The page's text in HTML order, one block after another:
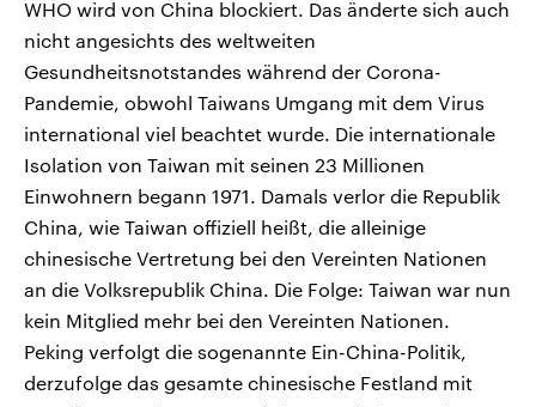
WHO wird von China blockiert. Das änderte sich auch
nicht angesichts des weltweiten
Gesundheitsnotstandes während der Corona-
Pandemie, obwohl Taiwans Umgang mit dem Virus
international viel beachtet wurde. Die internationale
Isolation von Taiwan mit seinen 23 Millionen
Einwohnern begann 1971. Damals verlor die Republik
China, wie Taiwan offiziell heißt, die alleinige
chinesische Vertretung bei den Vereinten Nationen
an die Volksrepublik China. Die Folge: Taiwan war nun
kein Mitglied mehr bei den Vereinten Nationen.
Peking verfolgt die sogenannte Ein-China-Politik,
derzufolge das gesamte chinesische Festland mit